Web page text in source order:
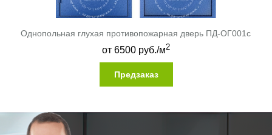
Однопольная глухая противопожарная дверь ПД-ОГ001c
от 6500руб./м2
Предзаказ